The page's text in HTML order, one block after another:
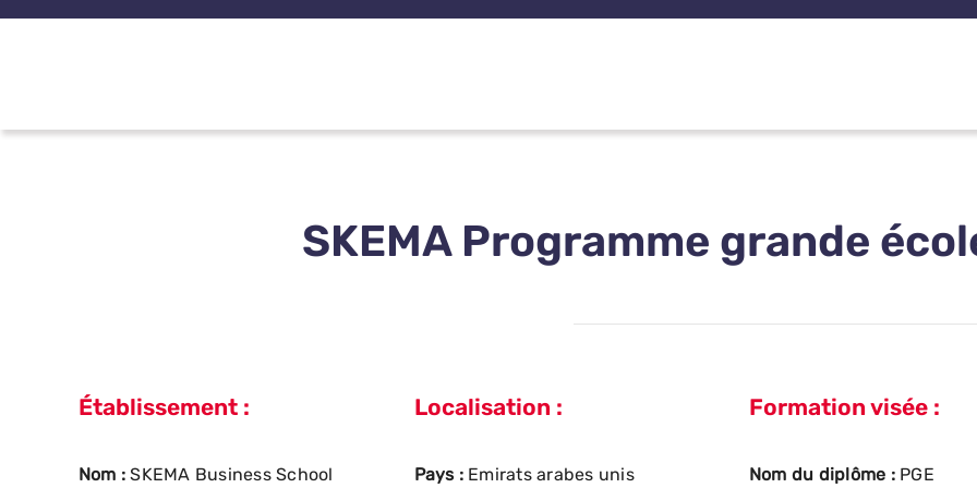
Passer
SKEMA Programme grande
Établissement :
Nom :SKEMA Business School
Localisation :
Pays : Emirats arabes unis
Formation visée :
Nom du diplôme : PGE